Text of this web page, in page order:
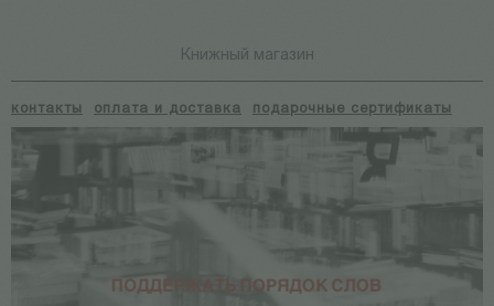
Книжный магазин
контакты оплата и доставка подарочные сертификаты